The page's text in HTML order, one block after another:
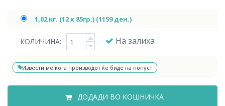
1,02 кг. (12 х 85гр.) (1159 ден.)
КОЛИЧИНА: На залиха
Извести ме кога производот ќе биде на попуст
ДОДАДИ ВО КОШНИЧКА